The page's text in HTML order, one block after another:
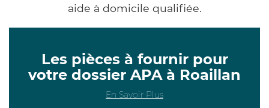
aide à domicile qualifiée.
Les pièces à fournir pour
votre dossier APA à Roaillan
En Savoir Plus